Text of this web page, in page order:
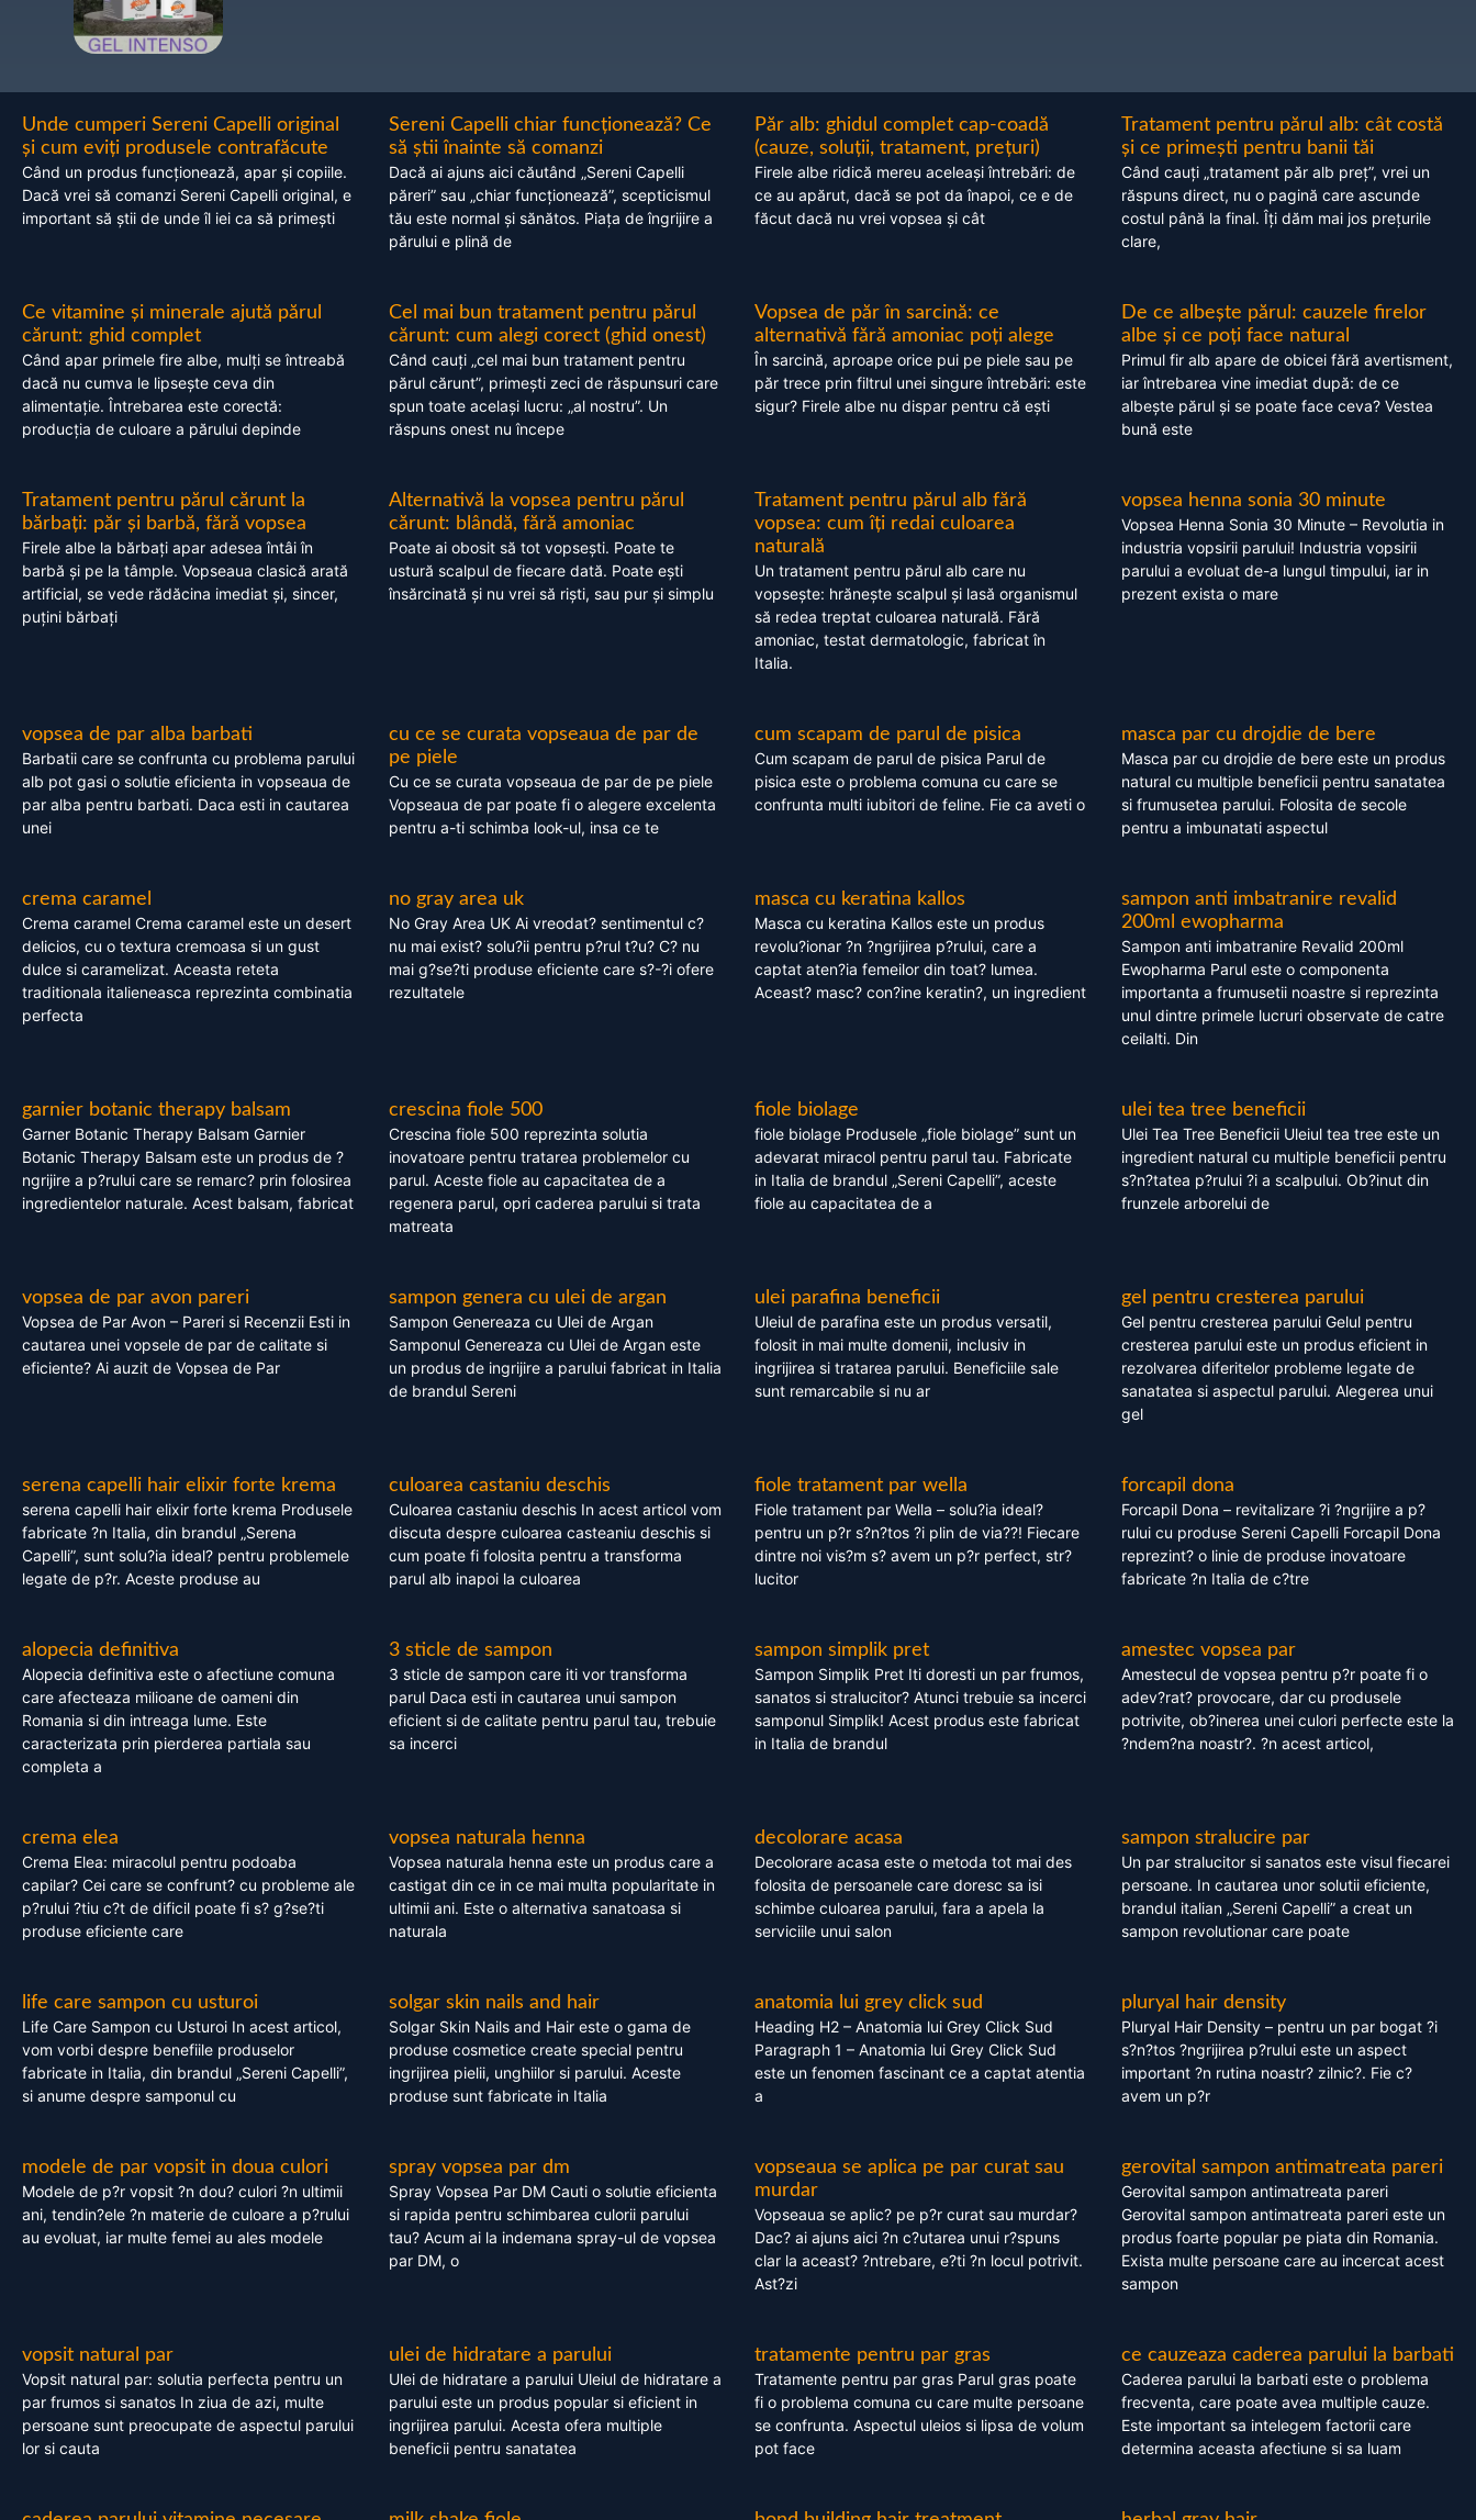
Unde cumperi Sereni Capelli original
și cum eviți produsele contrafăcute
Când un produs funcționează, apar și copiile.
Dacă vrei să comanzi Sereni Capelli original, e
important să știi de unde îl iei ca să primești
Sereni Capelli chiar funcționează? Ce
să știi înainte să comanzi
Dacă ai ajuns aici căutând „Sereni Capelli
păreri” sau „chiar funcționează”, scepticismul
tău este normal și sănătos. Piața de îngrijire a
părului e plină de
Păr alb: ghidul complet cap-coadă
(cauze, soluții, tratament, prețuri)
Firele albe ridică mereu aceleași întrebări: de
ce au apărut, dacă se pot da înapoi, ce e de
făcut dacă nu vrei vopsea și cât
Tratament pentru părul alb: cât costă
și ce primești pentru banii tăi
Când cauți „tratament păr alb preț”, vrei un
răspuns direct, nu o pagină care ascunde
costul până la final. Îți dăm mai jos prețurile
clare,
Ce vitamine și minerale ajută părul
cărunt: ghid complet
Când apar primele fire albe, mulți se întreabă
dacă nu cumva le lipsește ceva din
alimentație. Întrebarea este corectă:
producția de culoare a părului depinde
Cel mai bun tratament pentru părul
cărunt: cum alegi corect (ghid onest)
Când cauți „cel mai bun tratament pentru
părul cărunt”, primești zeci de răspunsuri care
spun toate același lucru: „al nostru”. Un
răspuns onest nu începe
Vopsea de păr în sarcină: ce
alternativă fără amoniac poți alege
În sarcină, aproape orice pui pe piele sau pe
păr trece prin filtrul unei singure întrebări: este
sigur? Firele albe nu dispar pentru că ești
De ce albește părul: cauzele firelor
albe și ce poți face natural
Primul fir alb apare de obicei fără avertisment,
iar întrebarea vine imediat după: de ce
albește părul și se poate face ceva? Vestea
bună este
Tratament pentru părul cărunt la
bărbați: păr și barbă, fără vopsea
Firele albe la bărbați apar adesea întâi în
barbă și pe la tâmple. Vopseaua clasică arată
artificial, se vede rădăcina imediat și, sincer,
puțini bărbați
Alternativă la vopsea pentru părul
cărunt: blândă, fără amoniac
Poate ai obosit să tot vopsești. Poate te
ustură scalpul de fiecare dată. Poate ești
însărcinată și nu vrei să riști, sau pur și simplu
Tratament pentru părul alb fără
vopsea: cum îți redai culoarea
naturală
Un tratament pentru părul alb care nu
vopsește: hrănește scalpul și lasă organismul
să redea treptat culoarea naturală. Fără
amoniac, testat dermatologic, fabricat în
Italia.
vopsea henna sonia 30 minute
Vopsea Henna Sonia 30 Minute – Revolutia in
industria vopsirii parului! Industria vopsirii
parului a evoluat de-a lungul timpului, iar in
prezent exista o mare
vopsea de par alba barbati
Barbatii care se confrunta cu problema parului
alb pot gasi o solutie eficienta in vopseaua de
par alba pentru barbati. Daca esti in cautarea
unei
cu ce se curata vopseaua de par de
pe piele
Cu ce se curata vopseaua de par de pe piele
Vopseaua de par poate fi o alegere excelenta
pentru a-ti schimba look-ul, insa ce te
cum scapam de parul de pisica
Cum scapam de parul de pisica Parul de
pisica este o problema comuna cu care se
confrunta multi iubitori de feline. Fie ca aveti o
masca par cu drojdie de bere
Masca par cu drojdie de bere este un produs
natural cu multiple beneficii pentru sanatatea
si frumusetea parului. Folosita de secole
pentru a imbunatati aspectul
crema caramel
Crema caramel Crema caramel este un desert
delicios, cu o textura cremoasa si un gust
dulce si caramelizat. Aceasta reteta
traditionala italieneasca reprezinta combinatia
perfecta
no gray area uk
No Gray Area UK Ai vreodat? sentimentul c?
nu mai exist? solu?ii pentru p?rul t?u? C? nu
mai g?se?ti produse eficiente care s?-?i ofere
rezultatele
masca cu keratina kallos
Masca cu keratina Kallos este un produs
revolu?ionar ?n ?ngrijirea p?rului, care a
captat aten?ia femeilor din toat? lumea.
Aceast? masc? con?ine keratin?, un ingredient
sampon anti imbatranire revalid
200ml ewopharma
Sampon anti imbatranire Revalid 200ml
Ewopharma Parul este o componenta
importanta a frumusetii noastre si reprezinta
unul dintre primele lucruri observate de catre
ceilalti. Din
garnier botanic therapy balsam
Garner Botanic Therapy Balsam Garnier
Botanic Therapy Balsam este un produs de ?
ngrijire a p?rului care se remarc? prin folosirea
ingredientelor naturale. Acest balsam, fabricat
crescina fiole 500
Crescina fiole 500 reprezinta solutia
inovatoare pentru tratarea problemelor cu
parul. Aceste fiole au capacitatea de a
regenera parul, opri caderea parului si trata
matreata
fiole biolage
fiole biolage Produsele „fiole biolage” sunt un
adevarat miracol pentru parul tau. Fabricate
in Italia de brandul „Sereni Capelli”, aceste
fiole au capacitatea de a
ulei tea tree beneficii
Ulei Tea Tree Beneficii Uleiul tea tree este un
ingredient natural cu multiple beneficii pentru
s?n?tatea p?rului ?i a scalpului. Ob?inut din
frunzele arborelui de
vopsea de par avon pareri
Vopsea de Par Avon – Pareri si Recenzii Esti in
cautarea unei vopsele de par de calitate si
eficiente? Ai auzit de Vopsea de Par
sampon genera cu ulei de argan
Sampon Genereaza cu Ulei de Argan
Samponul Genereaza cu Ulei de Argan este
un produs de ingrijire a parului fabricat in Italia
de brandul Sereni
ulei parafina beneficii
Uleiul de parafina este un produs versatil,
folosit in mai multe domenii, inclusiv in
ingrijirea si tratarea parului. Beneficiile sale
sunt remarcabile si nu ar
gel pentru cresterea parului
Gel pentru cresterea parului Gelul pentru
cresterea parului este un produs eficient in
rezolvarea diferitelor probleme legate de
sanatatea si aspectul parului. Alegerea unui
gel
serena capelli hair elixir forte krema
serena capelli hair elixir forte krema Produsele
fabricate ?n Italia, din brandul „Serena
Capelli”, sunt solu?ia ideal? pentru problemele
legate de p?r. Aceste produse au
culoarea castaniu deschis
Culoarea castaniu deschis In acest articol vom
discuta despre culoarea casteaniu deschis si
cum poate fi folosita pentru a transforma
parul alb inapoi la culoarea
fiole tratament par wella
Fiole tratament par Wella – solu?ia ideal?
pentru un p?r s?n?tos ?i plin de via??! Fiecare
dintre noi vis?m s? avem un p?r perfect, str?
lucitor
forcapil dona
Forcapil Dona – revitalizare ?i ?ngrijire a p?
rului cu produse Sereni Capelli Forcapil Dona
reprezint? o linie de produse inovatoare
fabricate ?n Italia de c?tre
alopecia definitiva
Alopecia definitiva este o afectiune comuna
care afecteaza milioane de oameni din
Romania si din intreaga lume. Este
caracterizata prin pierderea partiala sau
completa a
3 sticle de sampon
3 sticle de sampon care iti vor transforma
parul Daca esti in cautarea unui sampon
eficient si de calitate pentru parul tau, trebuie
sa incerci
sampon simplik pret
Sampon Simplik Pret Iti doresti un par frumos,
sanatos si stralucitor? Atunci trebuie sa incerci
samponul Simplik! Acest produs este fabricat
in Italia de brandul
amestec vopsea par
Amestecul de vopsea pentru p?r poate fi o
adev?rat? provocare, dar cu produsele
potrivite, ob?inerea unei culori perfecte este la
?ndem?na noastr?. ?n acest articol,
crema elea
Crema Elea: miracolul pentru podoaba
capilar? Cei care se confrunt? cu probleme ale
p?rului ?tiu c?t de dificil poate fi s? g?se?ti
produse eficiente care
vopsea naturala henna
Vopsea naturala henna este un produs care a
castigat din ce in ce mai multa popularitate in
ultimii ani. Este o alternativa sanatoasa si
naturala
decolorare acasa
Decolorare acasa este o metoda tot mai des
folosita de persoanele care doresc sa isi
schimbe culoarea parului, fara a apela la
serviciile unui salon
sampon stralucire par
Un par stralucitor si sanatos este visul fiecarei
persoane. In cautarea unor solutii eficiente,
brandul italian „Sereni Capelli” a creat un
sampon revolutionar care poate
life care sampon cu usturoi
Life Care Sampon cu Usturoi In acest articol,
vom vorbi despre benefiile produselor
fabricate in Italia, din brandul „Sereni Capelli”,
si anume despre samponul cu
solgar skin nails and hair
Solgar Skin Nails and Hair este o gama de
produse cosmetice create special pentru
ingrijirea pielii, unghiilor si parului. Aceste
produse sunt fabricate in Italia
anatomia lui grey click sud
Heading H2 – Anatomia lui Grey Click Sud
Paragraph 1 – Anatomia lui Grey Click Sud
este un fenomen fascinant ce a captat atentia
a
pluryal hair density
Pluryal Hair Density – pentru un par bogat ?i
s?n?tos ?ngrijirea p?rului este un aspect
important ?n rutina noastr? zilnic?. Fie c?
avem un p?r
modele de par vopsit in doua culori
Modele de p?r vopsit ?n dou? culori ?n ultimii
ani, tendin?ele ?n materie de culoare a p?rului
au evoluat, iar multe femei au ales modele
spray vopsea par dm
Spray Vopsea Par DM Cauti o solutie eficienta
si rapida pentru schimbarea culorii parului
tau? Acum ai la indemana spray-ul de vopsea
par DM, o
vopseaua se aplica pe par curat sau
murdar
Vopseaua se aplic? pe p?r curat sau murdar?
Dac? ai ajuns aici ?n c?utarea unui r?spuns
clar la aceast? ?ntrebare, e?ti ?n locul potrivit.
Ast?zi
gerovital sampon antimatreata pareri
Gerovital sampon antimatreata pareri
Gerovital sampon antimatreata pareri este un
produs foarte popular pe piata din Romania.
Exista multe persoane care au incercat acest
sampon
vopsit natural par
Vopsit natural par: solutia perfecta pentru un
par frumos si sanatos In ziua de azi, multe
persoane sunt preocupate de aspectul parului
lor si cauta
ulei de hidratare a parului
Ulei de hidratare a parului Uleiul de hidratare a
parului este un produs popular si eficient in
ingrijirea parului. Acesta ofera multiple
beneficii pentru sanatatea
tratamente pentru par gras
Tratamente pentru par gras Parul gras poate
fi o problema comuna cu care multe persoane
se confrunta. Aspectul uleios si lipsa de volum
pot face
ce cauzeaza caderea parului la barbati
Caderea parului la barbati este o problema
frecventa, care poate avea multiple cauze.
Este important sa intelegem factorii care
determina aceasta afectiune si sa luam